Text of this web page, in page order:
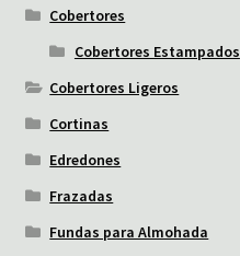
Cobertores
Cobertores Estampados
Cobertores Ligeros
Cortinas
Edredones
Frazadas
Fundas para Almohada